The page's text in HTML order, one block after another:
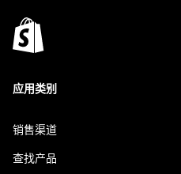
应用类别
销售渠道
查找产品